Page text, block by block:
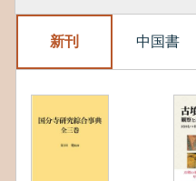
新刊 中国書